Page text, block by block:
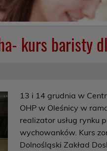
kurs baristy
13 i 14 grudnia w
OHP w Oleśnicy w
realizator usług rynku
wychowanków. Kurs
Dolnośląski Zakład